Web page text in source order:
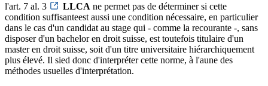
l'art. 7 al. 3
LLCA ne permet pas de déterminer si cette
condition suffisanteest aussi une condition nécessaire, en particulier
dans le cas d'un candidat au stage qui - comme la recourante -, sans
disposer d'un bachelor en droit suisse, est toutefois titulaire d'un
master en droit suisse, soit d'un titre universitaire hiérarchiquement
plus élevé. Il sied donc d'interpréter cette norme, à l'aune des
méthodes usuelles d'interprétation.